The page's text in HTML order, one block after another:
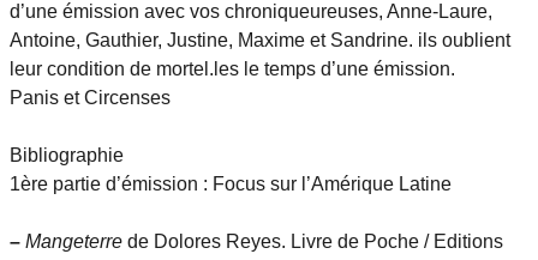
d’une émission avec vos chroniqueureuses, Anne-Laure,
Antoine, Gauthier, Justine, Maxime et Sandrine. ils oublient
leur condition de mortel.les le temps d’une émission.
Panis et Circenses
Bibliographie
1ère partie d’émission : Focus sur l’Amérique Latine
– Mangeterre de Dolores Reyes. Livre de Poche / Editions